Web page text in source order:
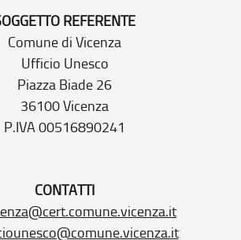
REFERENTE
Comune di Vicenza
Ufficio Unesco
Piazza Biade 26
36100 Vicenza
P.IVA 00516890241
CONTATTI